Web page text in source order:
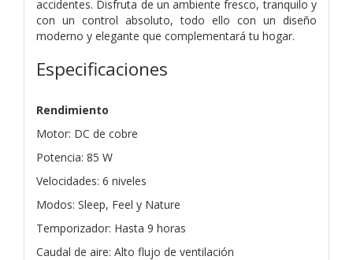
accidentes. Disfruta de un ambiente fresco, tranquilo y
con un control absoluto, todo ello con un diseño
moderno y elegante que complementará tu hogar.
Especificaciones
Rendimiento
Motor: DC de cobre
Potencia: 85 W
Velocidades: 6 niveles
Modos: Sleep, Feel y Nature
Temporizador: Hasta 9 horas
Caudal de aire: Alto flujo de ventilación